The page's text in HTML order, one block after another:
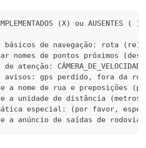
(X) ou
de navegação: rota
nomes de pontos próximos
CÂMERA_DE_VELOCIDADE;
avisos: gps perdido, fora da
a nome de rua e preposições
a unidade de distância
especial: (por favor,
a anúncio de saídas de rodovias